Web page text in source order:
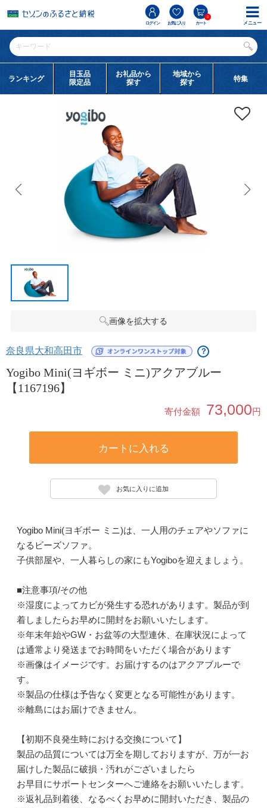
ログイン お気に入り カート
0
ランキング
目玉品
限定品
お礼品から
探す
地域から
探す
特集
画像を拡大する
奈良県大和高田市 ？
Yogibo Mini(ヨギボー ミニ)アクアブルー
【1167196】
寄付金額 73,000円
カートに入れる
お気に入りに追加
Yogibo Mini(ヨギボー ミニ)は、一人用のチェアやソファに
なるビーズソファ。
子供部屋や、一人暮らしの家にもYogiboを迎えましょう。
■注意事項/その他
※湿度によってカビが発生する恐れがあります。製品が到
着しましたらお早めに開封をお願いいたします。
※年末年始やGW・お盆等の大型連休、在庫状況によって
は通常より発送までお時間をいただく場合があります
※画像はイメージです。お届けするのはアクアブルーで
す。
※製品の仕様は予告なく変更となる可能性があります。
※離島にはお届けできません。
【初期不良発生時における交換について】
製品の品質については万全を期しておりますが、万が一お
届けした製品に破損・汚れがございましたら
お早目にサポートセンターへご連絡をお願いいたします。
※返礼品到着後、なるべくお早めに開封いただき、製品の
メニュー